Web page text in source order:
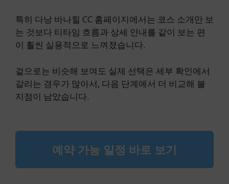
특히 다낭 바나힐 CC 홈페이지에서는 코스 소개만 보
는 것보다 티타임 흐름과 상세 안내를 같이 보는 편
이 훨씬 실용적으로 느껴졌습니다.
겉으로는 비슷해 보여도 실제 선택은 세부 확인에서
갈리는 경우가 많아서, 다음 단계에서 더 비교해 볼
지점이 남았습니다.
예약 가능 일정 바로 보기